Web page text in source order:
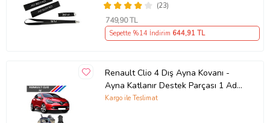
(23)
749,90 TL
Sepette %14 İndirim 644,91 TL
Renault Clio 4 Dış Ayna Kovanı -
Ayna Katlanır Destek Parçası 1 Adet
490307706 M3625
Kargo ile Teslimat